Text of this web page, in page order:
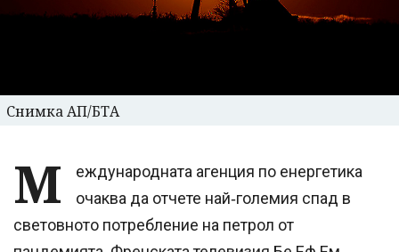
Снимка АП/БТА
М
еждународната агенция по енергетика
очаква да отчете най‑големия спад в
световното потребление на петрол от